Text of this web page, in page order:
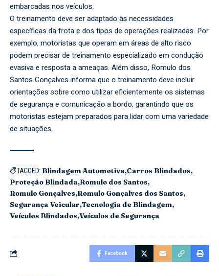
embarcadas nos veículos.
O treinamento deve ser adaptado às necessidades
específicas da frota e dos tipos de operações realizadas. Por
exemplo, motoristas que operam em áreas de alto risco
podem precisar de treinamento especializado em condução
evasiva e resposta a ameaças. Além disso, Romulo dos
Santos Gonçalves informa que o treinamento deve incluir
orientações sobre como utilizar eficientemente os sistemas
de segurança e comunicação a bordo, garantindo que os
motoristas estejam preparados para lidar com uma variedade
de situações.
TAGGED: Blindagem Automotiva Carros Blindados
Proteção Blindada Romulo dos Santos
Romulo Gonçalves Romulo Gonçalves dos Santos
Segurança Veicular Tecnologia de Blindagem
Veículos Blindados Veículos de Segurança
Facebook